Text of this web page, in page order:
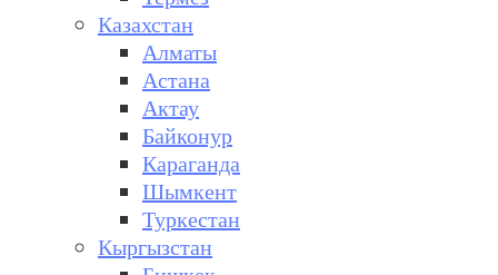
Казахстан
Алматы
Астана
Актау
Байконур
Караганда
Шымкент
Туркестан
Кыргызстан